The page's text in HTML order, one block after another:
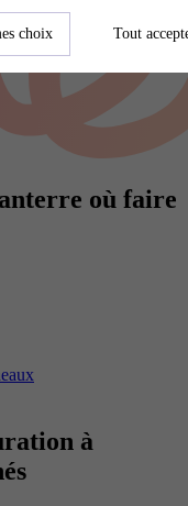
où faire
à
choix Tout